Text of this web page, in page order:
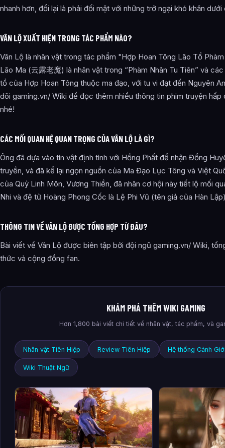
nhanh hơn, đổi lại là phải đối mặt với những trở ngại khó khăn dưới
VÂN LỘ XUẤT HIỆN TRONG TÁC PHẨM NÀO?
Vân Lộ là nhân vật trong tác phẩm "Hợp Hoan Tông Lão Tổ
Lão Ma (云露老魔) là nhân vật trong “Phàm Nhân Tu Tiên” và
tổ của Hợp Hoan Tông thuộc ma đạo, với tu vi đạt đến Nguyên
dõi gaming.vn/ Wiki để đọc thêm nhiều thông tin phim truyện hấp
nhé!
CÁC MỐI QUAN HỆ QUAN TRỌNG CỦA VÂN LỘ LÀ GÌ?
Ông đã dựa vào tín vật định tình với Hồng Phất để nhận Đổng
truyền, và đã kể lại ngọn nguồn của Ma Đạo Lục Tông và Việt
của Quỷ Linh Môn, Vương Thiền, đã nhân cơ hội này tiết lộ mối
Nhi và đệ tử Hoàng Phong Cốc là Lệ Phi Vũ (tên giả của Hàn
THÔNG TIN VỀ VÂN LỘ ĐƯỢC TỔNG HỢP TỪ ĐÂU?
Bài viết về Vân Lộ được biên tập bởi đội ngũ gaming.vn/ Wiki,
thức và cộng đồng fan.
KHÁM PHÁ THÊM WIKI GAMING
Hơn 1,800 bài viết chi tiết về nhân vật, tác phẩm, và
Nhân vật Tiên Hiệp Review Tiên Hiệp Hệ thống Cảnh
Wiki Thuật Ngữ